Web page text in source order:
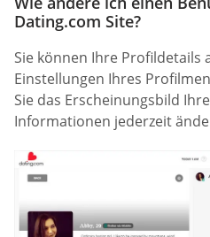
Dating.com Site?
Sie können Ihre Profildetails
Einstellungen Ihres
Sie das Erscheinungsbild
Informationen jederzeit